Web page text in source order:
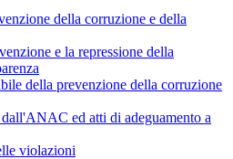
della corruzione e della
e la repressione della
della prevenzione della corruzione
ed atti di adeguamento a
violazioni